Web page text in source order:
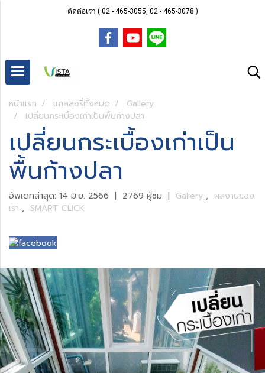
ติดต่อเรา ( 02 - 465-3055, 02 - 465-3078 )
หน้าแรก แกลลอรี่ทั้งหมด
Gallery
เปลี่ยนกระเบื้องเก่าเป็นพื้นก้างปลา
เปลี่ยนกระเบื้องเก่าเป็น
พื้นก้างปลา
อัพเดทล่าสุด: 14 มิ.ย. 2566 | 2769 ผู้ชม | Gallery , ผลงานของ
เรา , SMART CLICK